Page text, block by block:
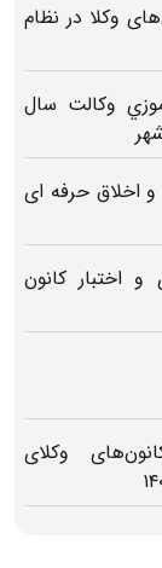
وکلا در نظام
كارآموزي وكالت سال
و اخلاق حرفه ای
و اختبار کانون
وکلای